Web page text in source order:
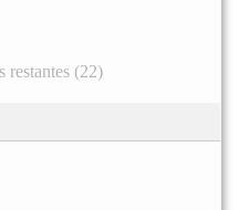
restantes (22)